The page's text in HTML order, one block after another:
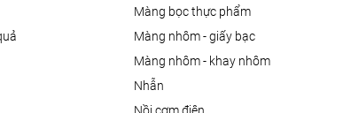
màng bọc thực phẩm
màng nhôm - giấy bạc
màng nhôm - khay nhôm
nhẫn